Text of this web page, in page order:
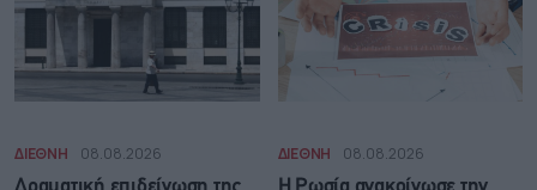
ΔΙΕΘΝΗ 08.08.2026 ΔΙΕΘΝΗ 08.08.2026